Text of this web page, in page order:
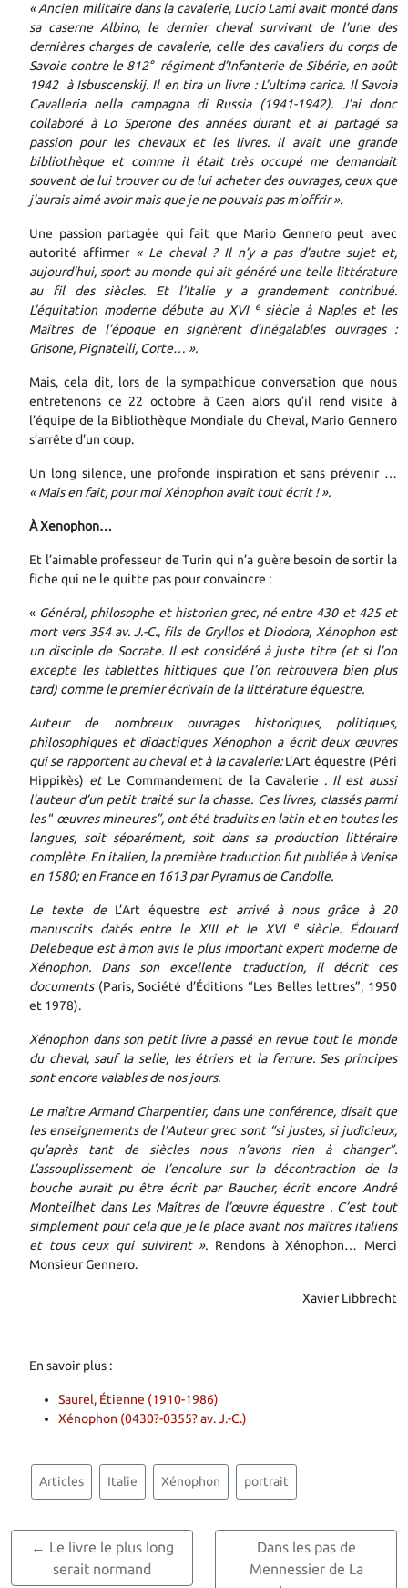
« Ancien militaire dans la cavalerie, Lucio Lami avait monté dans
sa caserne Albino, le dernier cheval survivant de l’une des
dernières charges de cavalerie, celle des cavaliers du corps de
Savoie contre le 812° régiment d’Infanterie de Sibérie, en août
1942 à Isbuscenskij. Il en tira un livre : L’ultima carica. Il Savoia
Cavalleria nella campagna di Russia (1941-1942). J’ai donc
collaboré à Lo Sperone des années durant et ai partagé sa
passion pour les chevaux et les livres. Il avait une grande
bibliothèque et comme il était très occupé me demandait
souvent de lui trouver ou de lui acheter des ouvrages, ceux que
j’aurais aimé avoir mais que je ne pouvais pas m’offrir ».
Une passion partagée qui fait que Mario Gennero peut avec
autorité affirmer « Le cheval ? Il n’y a pas d’autre sujet et,
aujourd’hui, sport au monde qui ait généré une telle littérature
au fil des siècles. Et l’Italie y a grandement contribué.
L’équitation moderne débute au XVI e siècle à Naples et les
Maîtres de l’époque en signèrent d’inégalables ouvrages :
Grisone, Pignatelli, Corte… ».
Mais, cela dit, lors de la sympathique conversation que nous
entretenons ce 22 octobre à Caen alors qu’il rend visite à
l’équipe de la Bibliothèque Mondiale du Cheval, Mario Gennero
s’arrête d’un coup.
Un long silence, une profonde inspiration et sans prévenir …
« Mais en fait, pour moi Xénophon avait tout écrit ! ».
À Xenophon…
Et l’aimable professeur de Turin qui n’a guère besoin de sortir la
fiche qui ne le quitte pas pour convaincre :
« Général, philosophe et historien grec, né entre 430 et 425 et
mort vers 354 av. J.-C., fils de Gryllos et Diodora, Xénophon est
un disciple de Socrate. Il est considéré à juste titre (et si l’on
excepte les tablettes hittiques que l’on retrouvera bien plus
tard) comme le premier écrivain de la littérature équestre.
Auteur de nombreux ouvrages historiques, politiques,
philosophiques et didactiques Xénophon a écrit deux œuvres
qui se rapportent au cheval et à la cavalerie:L’Art équestre (Péri
Hippikès) et Le Commandement de la Cavalerie . Il est aussi
l’auteur d’un petit traité sur la chasse. Ces livres, classés parmi
les“ œuvres mineures”, ont été traduits en latin et en toutes les
langues, soit séparément, soit dans sa production littéraire
complète. En italien, la première traduction fut publiée à Venise
en 1580; en France en 1613 par Pyramus de Candolle.
Le texte de L’Art équestre est arrivé à nous grâce à 20
manuscrits datés entre le XIII et le XVI
e siècle. Édouard
Delebeque est à mon avis le plus important expert moderne de
Xénophon. Dans son excellente traduction, il décrit ces
documents (Paris, Société d’Éditions “Les Belles lettres”, 1950
et 1978).
Xénophon dans son petit livre a passé en revue tout le monde
du cheval, sauf la selle, les étriers et la ferrure. Ses principes
sont encore valables de nos jours.
Le maître Armand Charpentier, dans une conférence, disait que
les enseignements de l’Auteur grec sont “si justes, si judicieux,
qu’après tant de siècles nous n’avons rien à changer”.
L’assouplissement de l’encolure sur la décontraction de la
bouche aurait pu être écrit par Baucher, écrit encore André
Monteilhet dans Les Maîtres de l’œuvre équestre . C’est tout
simplement pour cela que je le place avant nos maîtres italiens
et tous ceux qui suivirent ». Rendons à Xénophon… Merci
Monsieur Gennero.
Xavier Libbrecht
En savoir plus :
Saurel, Étienne (1910-1986)
Xénophon (0430?-0355? av. J.-C.)
Articles Italie Xénophon portrait
← Le livre le plus long
serait normand
Dans les pas de
Mennessier de La